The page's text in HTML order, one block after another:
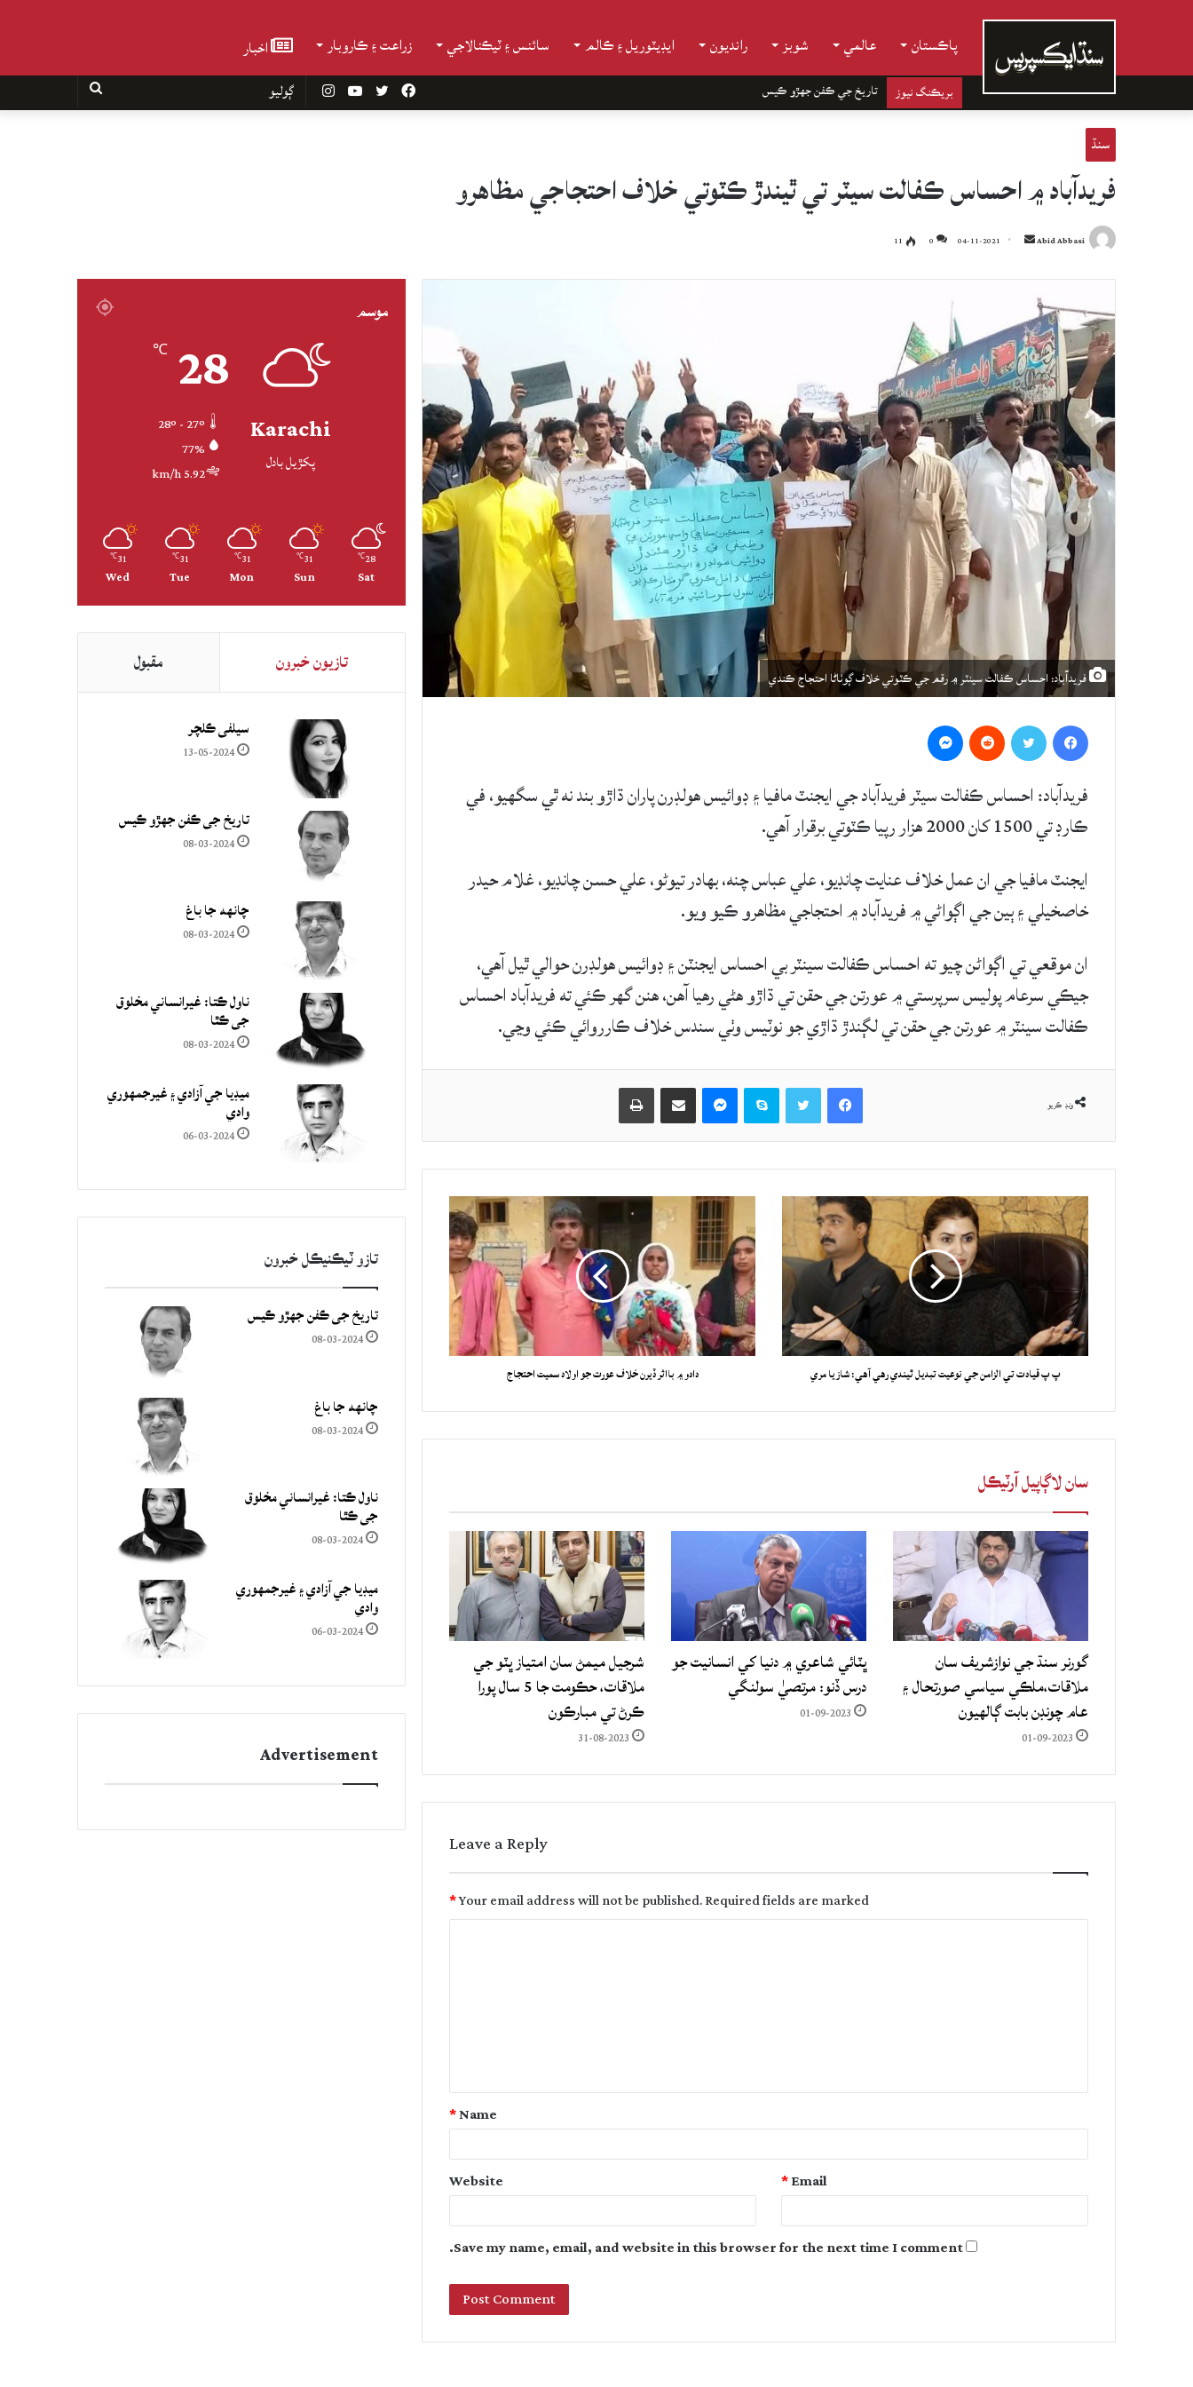
پاڪستان عالمي شوبز رانديون ايڊيٽوريل ۽ ڪالم سائنس ۽ ٽيڪنالاجي زراعت ۽ ڪاروبار اخبار
بريڪنگ نيوز تاريخ جي ڪفن جھڙو ڪيس InstagramYouTube Twitter
Facebook
سنڌ
فريدآباد ۾ احساس ڪفالت سيٽر تي ٿيندڙ ڪٽوتي خلاف احتجاجي مظاهرو
Abid Abbasi
Send
email
04-11-2021
0
11
فريدآباد: احساس ڪفالت سينٽر ۾ رقم جي ڪٽوتي خلاف ڳوٺاڻا احتجاج ڪندي
فريدآباد: احساس ڪفالت سيٽر فريدآباد جي ايجنٽ مافيا ۽ ڊوائيس ھولڊرن پاران ڌاڙو بند نه ٿي سگهيو، في
ڪارڊ تي 1500 کان 2000 هزار رپيا ڪٽوتي برقرار آهي.
ايجنٽ مافيا جي ان عمل خلاف عنايت چانڊيو، علي عباس چنه، بھادر تيوڻو، علي حسن چانڊيو، غلام حيدر
خاصخيلي ۽ ٻين جي اڳواڻي ۾ فريدآباد ۾ احتجاجي مظاهرو ڪيو ويو.
ان موقعي تي اڳواڻن چيو ته احساس ڪفالت سينٽر بي احساس ايجنٽن ۽ ڊوائيس ھولڊرن حوالي ٿيل آهي،
جيڪي سرعام پوليس سرپرستي ۾ عورتن جي حقن تي ڌاڙو ھڻي رھيا آھن، هنن گهر ڪئي ته فريدآباد احساس
ڪفالت سينٽر ۾ عورتن جي حقن تي لڳندڙ ڌاڙي جو نوٽيس وٺي سندس خلاف ڪارروائي ڪئي وڃي.
ونڊ ڪريو
Facebook
Skype حصيداري ڪريو اي ميل ذريعي
پ پ قيادت تي الزامن جي نوعيت تبديل ٿيندي رهي آهي: شازيا مري دادو ۾ بااثر ڏيرن خلاف عورت جو اولاد سميت احتجاج
سان لاڳاپيل آرٽيڪل
گورنر سنڌ جي نوازشريف سان
ملاقات،ملڪي سياسي صورتحال ۽
عام چونڊن بابت ڳالهيون
01-09-2023
ڀٽائي شاعري ۾ دنيا کي انسانيت جو
درس ڏنو: مرتصيٰ سولنگي
01-09-2023
شرجيل ميمڻ سان امتياز ڀٽو جي
ملاقات، حڪومت جا 5 سال پورا
ڪرڻ تي مبارڪون
31-08-2023
Leave a Reply
Your email address will not be published.Required fields are marked
*
t
Name
*
Email
*
Website
Save my name, email, and website in this browser for the next time I comment.
موسم
Karachi
پکڙيل بادل
28
℃
77%
5.92 km/h
28
℃
Sat
31
℃
Sun
31
℃
Mon
31
℃
Tue
31
℃
Wed
تازيون خبرون مقبول
سيلفي ڪلچر
13-05-2024
تاريخ جي ڪفن جھڙو ڪيس
08-03-2024
چانهه جا باغ
08-03-2024
ناول ڪتا: غيرانساني مخلوق
جي ڪٿا
08-03-2024
ميڊيا جي آزادي ۽ غيرجمھوري
وادي
06-03-2024
تازو ٽيڪنيڪل خبرون
تاريخ جي ڪفن جھڙو ڪيس
08-03-2024
چانهه جا باغ
08-03-2024
ناول ڪتا: غيرانساني مخلوق
جي ڪٿا
08-03-2024
ميڊيا جي آزادي ۽ غيرجمھوري
وادي
06-03-2024
Advertisement